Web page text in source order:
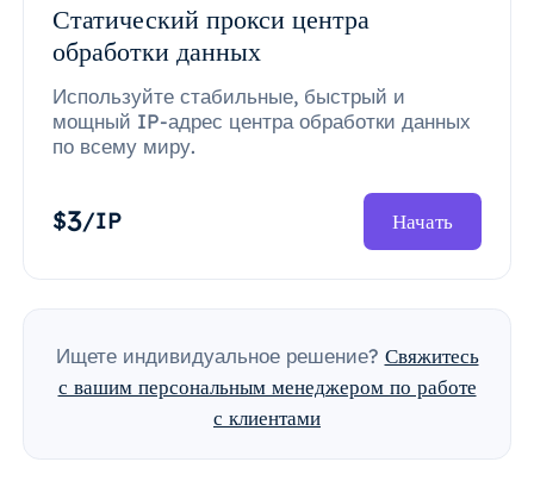
Статический прокси центра
обработки данных
Используйте стабильные, быстрый и
мощный IP-адрес центра обработки данных
по всему миру.
$3/IP Начать
Ищете индивидуальное решение? Свяжитесь
с вашим персональным менеджером по работе
с клиентами